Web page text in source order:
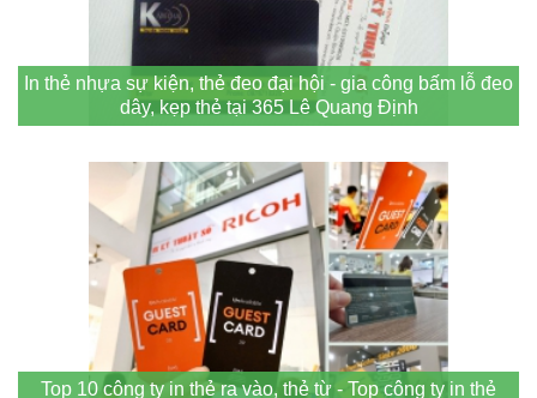
In thẻ nhựa sự kiện, thẻ đeo đại hội - gia công bấm lỗ đeo
dây, kẹp thẻ tại 365 Lê Quang Định
Top 10 công ty in thẻ ra vào, thẻ từ - Top công ty in thẻ